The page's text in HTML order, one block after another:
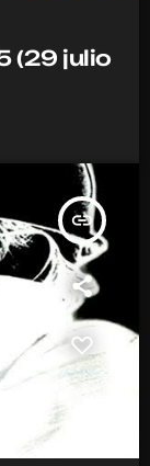
(29 julio
insert_link